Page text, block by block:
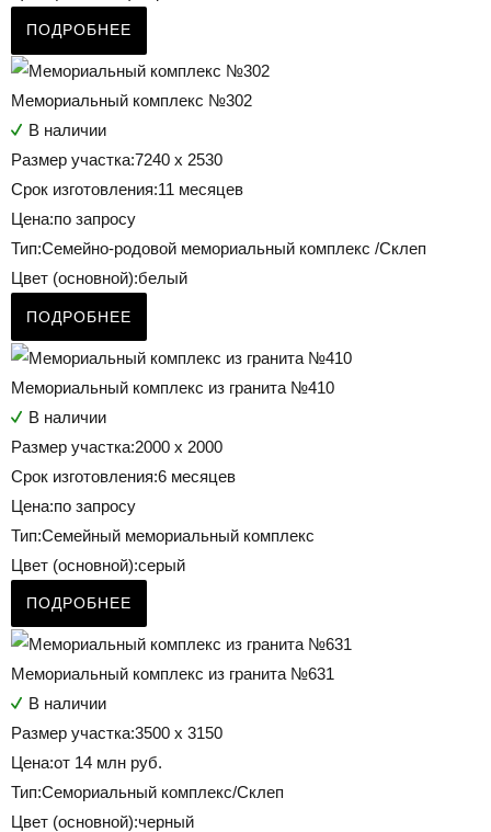
ПОДРОБНЕЕ
Мемориальный комплекс №302
В наличии
Размер участка:7240 х 2530
Срок изготовления:11 месяцев
Цена:по запросу
Тип:Семейно-родовой мемориальный комплекс /Склеп
Цвет (основной):белый
ПОДРОБНЕЕ
Мемориальный комплекс из гранита №410
В наличии
Размер участка:2000 x 2000
Срок изготовления:6 месяцев
Цена:по запросу
Тип:Семейный мемориальный комплекс
Цвет (основной):серый
ПОДРОБНЕЕ
Мемориальный комплекс из гранита №631
В наличии
Размер участка:3500 х 3150
Цена:от 14 млн руб.
Тип:Семориальный комплекс/Склеп
Цвет (основной):черный